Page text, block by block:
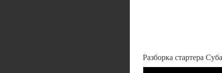
Разборка стартера